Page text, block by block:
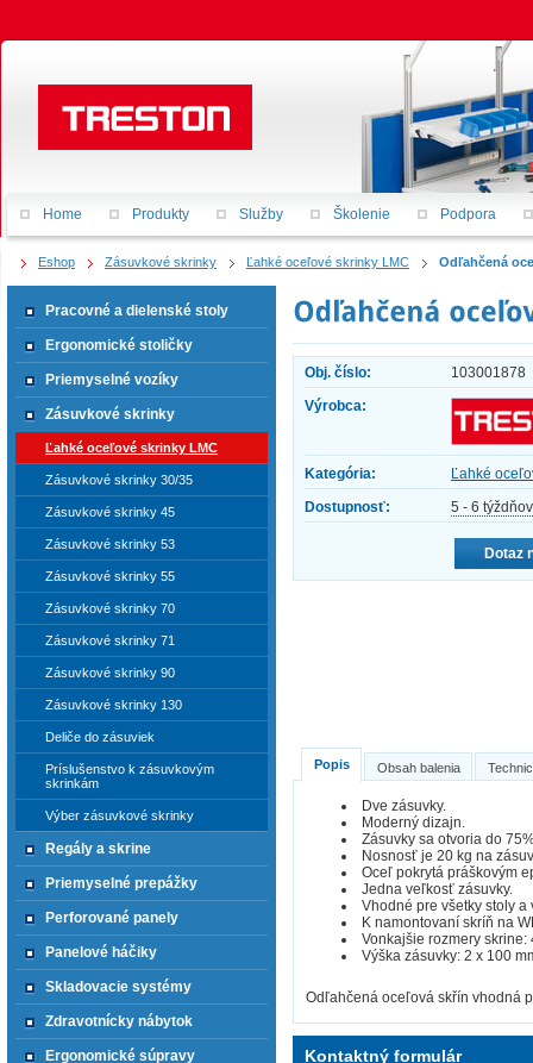
Eshop Zásuvkové skrinky Ľahké oceľové skrinky LMC Odľahčená
Obj. číslo:
103001878
Výrobca:
Kategória:
Ľahké
Dostupnosť:
5 - 6 týždňov
Dotaz
Popis Obsah balenia
Dve zásuvky.
Moderný dizajn.
Zásuvky sa otvoria do
Nosnosť je 20 kg na
Oceľ pokrytá práškovým
Jedna veľkosť zásuvky.
Vhodné pre všetky stoly a
K namontovaní skríň na
Vonkajšie rozmery skrine:
Výška zásuvky: 2 x 100
Odľahčená oceľová skřín vhodná
Kontaktný formulár
Pracovné a dielenské stoly
Ergonomické stoličky
Priemyselné vozíky
Zásuvkové skrinky
Ľahké oceľové skrinky LMC
Zásuvkové skrinky 30/35
Zásuvkové skrinky 45
Zásuvkové skrinky 53
Zásuvkové skrinky 55
Zásuvkové skrinky 70
Zásuvkové skrinky 71
Zásuvkové skrinky 90
Zásuvkové skrinky 130
Deliče do zásuviek
Príslušenstvo k zásuvkovým
skrinkám
Výber zásuvkové skrinky
Regály a skrine
Priemyselné prepážky
Perforované panely
Panelové háčiky
Skladovacie systémy
Zdravotnícky nábytok
Ergonomické súpravy
Home Produkty Služby Školenie Podpora